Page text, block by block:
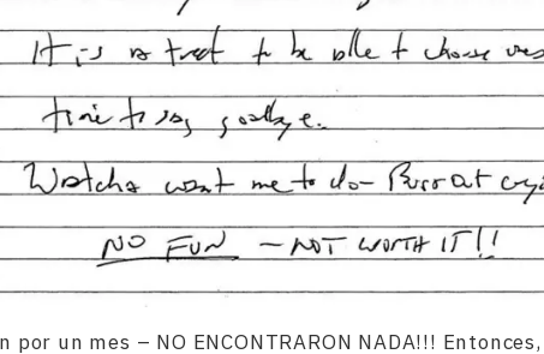
por un mes – NO ENCONTRARON NADA!!!